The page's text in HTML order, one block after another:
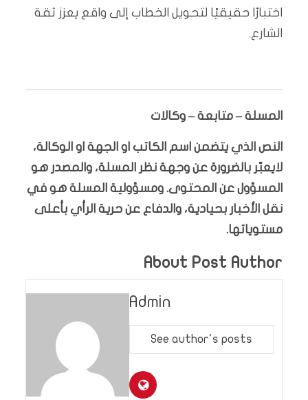
اختبارًا حقيقيًا لتحويل الخطاب إلى واقع يعزز ثقة
الشارع.
المسلة – متابعة – وكالات
النص الذي يتضمن اسم الكاتب او الجهة او الوكالة،
لايعبّر بالضرورة عن وجهة نظر المسلة، والمصدر هو
المسؤول عن المحتوى. ومسؤولية المسلة هو في
نقل الأخبار بحيادية، والدفاع عن حرية الرأي بأعلى
مستوياتها.
About Post Author
Admin
See author's posts